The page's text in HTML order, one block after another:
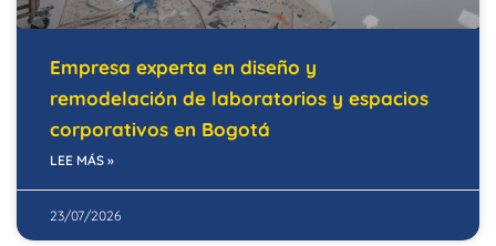
Empresa experta en diseño y
remodelación de laboratorios y espacios
corporativos en Bogotá
LEE MÁS »
23/07/2026